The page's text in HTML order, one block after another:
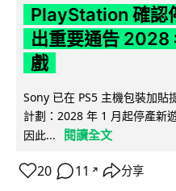
PlayStation 確認
出重要通告 2028
戲
Sony 已在 PS5 主機包裝加貼
計劃：2028 年 1 月起停產新
因此...
閱讀全文
20 11 ↗ 分享